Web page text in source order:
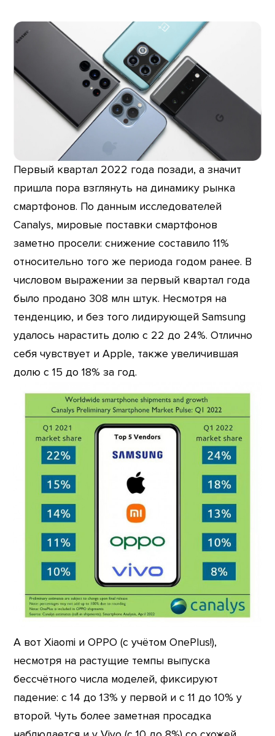
Первый квартал 2022 года позади, а значит
пришла пора взглянуть на динамику рынка
смартфонов. По данным исследователей
Canalys, мировые поставки смартфонов
заметно просели: снижение составило 11%
относительно того же периода годом ранее. В
числовом выражении за первый квартал года
было продано 308 млн штук. Несмотря на
тенденцию, и без того лидирующей Samsung
удалось нарастить долю с 22 до 24%. Отлично
себя чувствует и Apple, также увеличившая
долю с 15 до 18% за год.
А вот Xiaomi и OPPO (с учётом OnePlus!),
несмотря на растущие темпы выпуска
бессчётного числа моделей, фиксируют
падение: с 14 до 13% у первой и с 11 до 10% у
второй. Чуть более заметная просадка